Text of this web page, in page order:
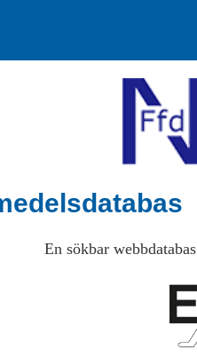
En sökbar